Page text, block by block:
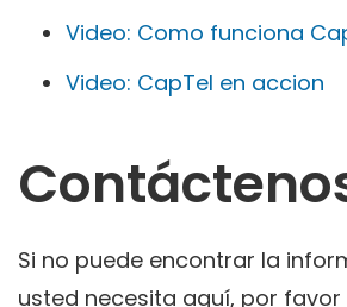
Video: Como funciona
Video: CapTel en accion
Si no puede encontrar la
usted necesita aquí, por favor